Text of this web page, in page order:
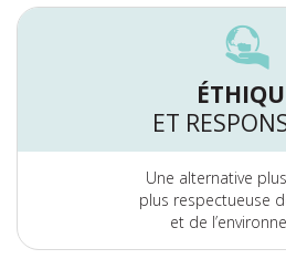
ET
Une alternative
plus respectueuse
et de